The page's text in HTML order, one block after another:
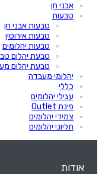
אבני חן
טבעות
טבעות אבני חן
טבעות אירוסין
טבעות יהלומים
טבעת יהלום
טבעת יהלום
יהלומי מעבדה
כללי
עגילי יהלומים
פינת Outlet
צמידי יהלומים
תליוני יהלומים
אודות